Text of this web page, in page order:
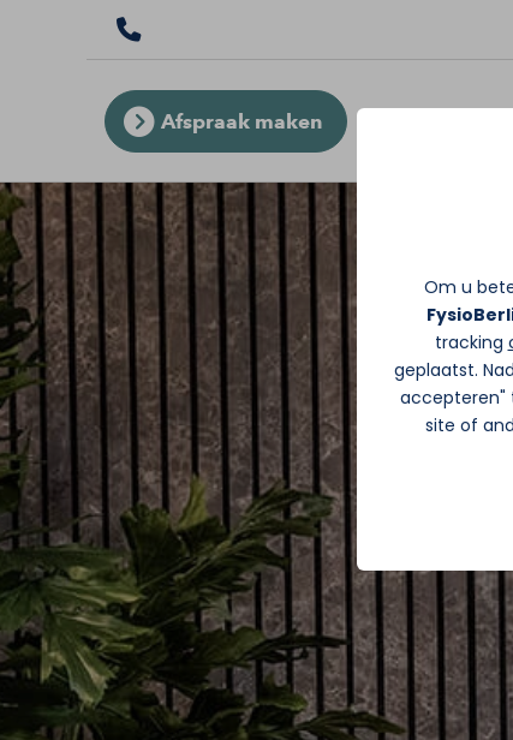
Om u
tracking
geplaatst.
accepteren"
site of
Afspraak maken